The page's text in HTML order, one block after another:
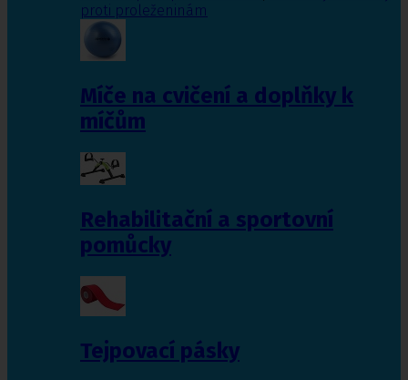
proti proleženinám
Míče na cvičení a doplňky k
míčům
Rehabilitační a sportovní
pomůcky
Tejpovací pásky